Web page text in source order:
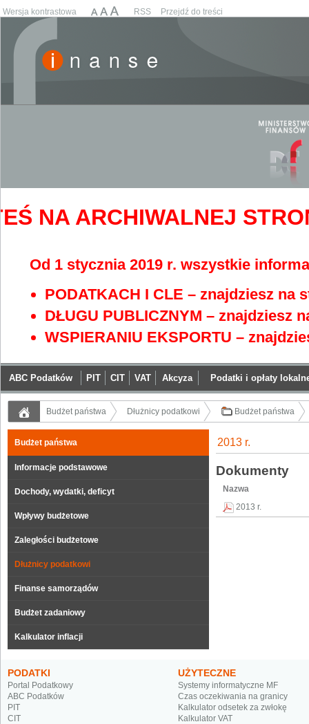
Wersja kontrastowa RSS Przejdź do treści
NA ARCHIWALNEJ
Od 1 stycznia 2019 r. wszystkie
PODATKACH I CLE – znajdziesz na
DŁUGU PUBLICZNYM – znajdziesz
WSPIERANIU EKSPORTU –
ABC Podatków PIT CIT VAT Akcyza Podatki i opłaty
Budżet państwa Dłużnicy podatkowi Budżet państwa
Budżet państwa
Informacje podstawowe
Dochody, wydatki, deficyt
Wpływy budżetowe
Zaległości budżetowe
Dłużnicy podatkowi
Finanse samorządów
Budżet zadaniowy
Kalkulator inflacji
2013 r.
Dokumenty
Nazwa
2013 r.
PODATKI
Portal Podatkowy
ABC Podatków
PIT
CIT
UŻYTECZNE
Systemy informatyczne MF
Czas oczekiwania na granicy
Kalkulator odsetek za zwłokę
Kalkulator VAT